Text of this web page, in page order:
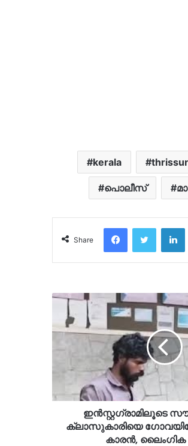
kerala thrissur
പൊലീസ്
Share
FacebookTwitter
ഇൻസ്റ്റഗ്രാമിലൂടെ
ക്ലാസുകാരിയെ
കാരൻ, ലൈംഗിക